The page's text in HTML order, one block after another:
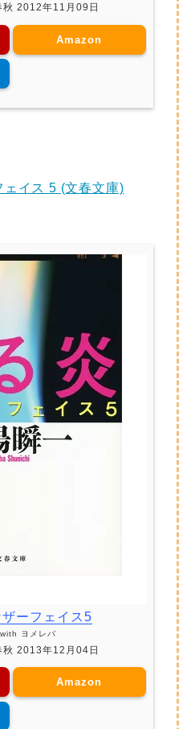
秋 2012年11月09日
Amazon
ェイス 5 (文春文庫)
ーフェイス5
ヨメレバ
秋 2013年12月04日
Amazon